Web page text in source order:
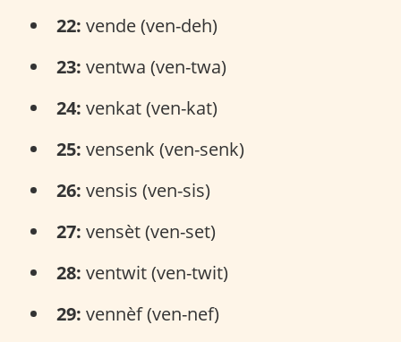
22: vende (ven-deh)
23: ventwa (ven-twa)
24: venkat (ven-kat)
25: vensenk (ven-senk)
26: vensis (ven-sis)
27: vensèt (ven-set)
28: ventwit (ven-twit)
29: vennèf (ven-nef)